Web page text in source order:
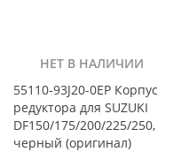
НЕТ В НАЛИЧИИ
55110-93J20-0EP Корпус
редуктора для SUZUKI
DF150/175/200/225/250,
черный (оригинал)